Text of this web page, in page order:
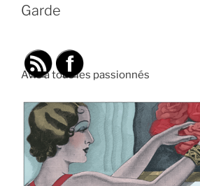
Garde
Avis à tous les passionnés